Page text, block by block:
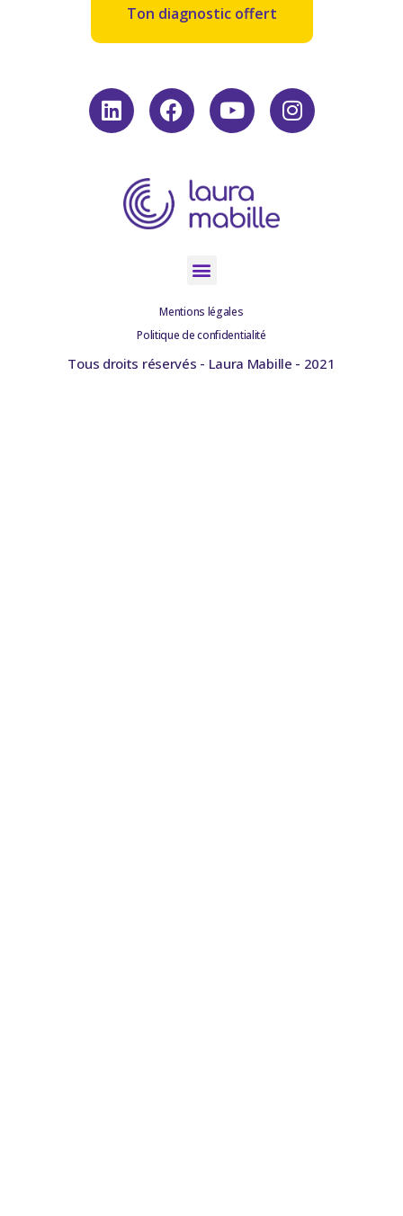
Ton diagnostic offert
Mentions légales
Politique de confidentialité
Tous droits réservés - Laura Mabille - 2021